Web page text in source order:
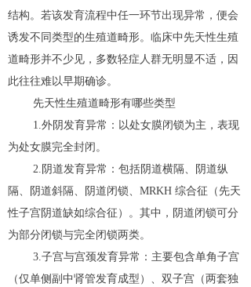
结构。若该发育流程中任一环节出现异常，便会
诱发不同类型的生殖道畸形。临床中先天性生殖
道畸形并不少见，多数轻症人群无明显不适，因
此往往难以早期确诊。
先天性生殖道畸形有哪些类型
1.外阴发育异常：以处女膜闭锁为主，表现
为处女膜完全封闭。
2.阴道发育异常：包括阴道横隔、阴道纵
隔、阴道斜隔、阴道闭锁、MRKH 综合征（先天
性子宫阴道缺如综合征）。其中，阴道闭锁可分
为部分闭锁与完全闭锁两类。
3.子宫与宫颈发育异常：主要包含单角子宫
（仅单侧副中肾管发育成型）、双子宫（两套独